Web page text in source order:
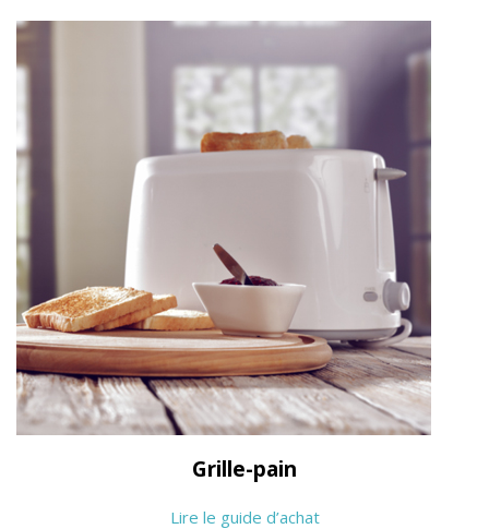
Grille-pain
Lire le guide d’achat